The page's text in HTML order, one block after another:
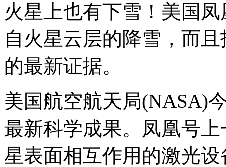
火星上也有下雪！美国
自火星云层的降雪，而
的最新证据。
美国航空航天局(NASA)
最新科学成果。凤凰号
星表面相互作用的激光